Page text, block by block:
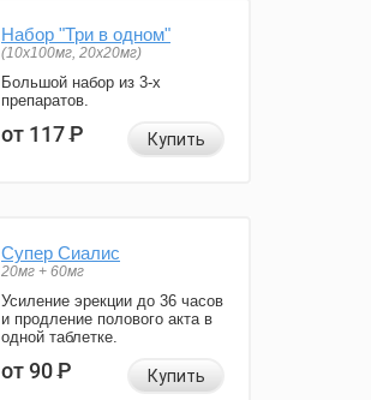
Набор "Три в одном"
(10x100мг, 20x20мг)
Большой набор из 3-х
препаратов.
от 117Р Купить
Супер Сиалис
20мг + 60мг
Усиление эрекции до 36 часов
и продление полового акта в
одной таблетке.
от 90Р Купить